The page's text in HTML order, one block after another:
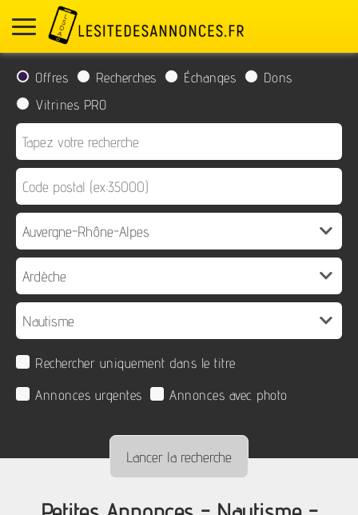
Offres Recherches Échanges
Dons
Vitrines PRO
Rechercher uniquement dans le titre
Annonces urgentes
Annonces avec photo